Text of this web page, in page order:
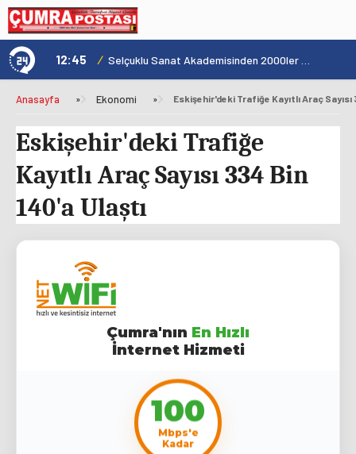
Şehrin Kalbinde Yolculukla Konya Mirası Tanıtıldı 12:45 /
Anasayfa » Ekonomi » Eskişehir'deki Trafiğe Kayıtlı Araç Sayısı
Eskişehir'deki Trafiğe
Kayıtlı Araç Sayısı 334 Bin
140'a Ulaştı
Çumra'nın En Hızlı
İnternet Hizmeti
100
Mbps'e
Kadar